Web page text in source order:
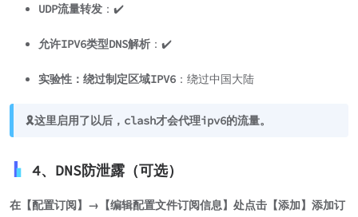
UDP流量转发 ：✔️
允许IPV6类型DNS解析 ：✔️
实验性：绕过制定区域IPV6 ：绕过中国大陆
🎗️这里启用了以后，clash才会代理ipv6的流量。
4、DNS防泄露（可选）
在【配置订阅】→【编辑配置文件订阅信息】处点击【添加】添加订